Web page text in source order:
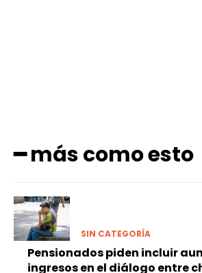
━ más como esto
SIN CATEGORÍA
Pensionados piden incluir
ingresos en el diálogo entre